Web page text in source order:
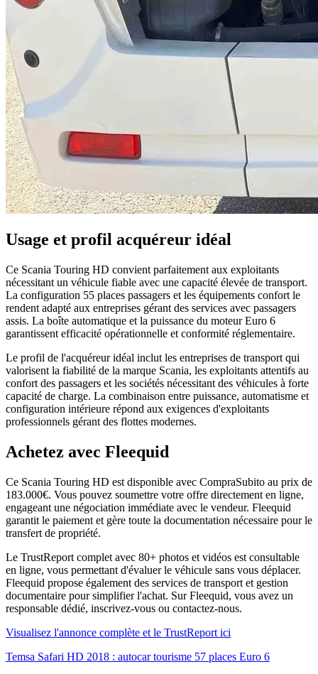
Usage et profil acquéreur idéal
Ce Scania Touring HD convient parfaitement aux exploitants
nécessitant un véhicule fiable avec une capacité élevée de transport.
La configuration 55 places passagers et les équipements confort le
rendent adapté aux entreprises gérant des services avec passagers
assis. La boîte automatique et la puissance du moteur Euro 6
garantissent efficacité opérationnelle et conformité réglementaire.
Le profil de l'acquéreur idéal inclut les entreprises de transport qui
valorisent la fiabilité de la marque Scania, les exploitants attentifs au
confort des passagers et les sociétés nécessitant des véhicules à forte
capacité de charge. La combinaison entre puissance, automatisme et
configuration intérieure répond aux exigences d'exploitants
professionnels gérant des flottes modernes.
Achetez avec Fleequid
Ce Scania Touring HD est disponible avec CompraSubito au prix de
183.000€. Vous pouvez soumettre votre offre directement en ligne,
engageant une négociation immédiate avec le vendeur. Fleequid
garantit le paiement et gère toute la documentation nécessaire pour le
transfert de propriété.
Le TrustReport complet avec 80+ photos et vidéos est consultable
en ligne, vous permettant d'évaluer le véhicule sans vous déplacer.
Fleequid propose également des services de transport et gestion
documentaire pour simplifier l'achat. Sur Fleequid, vous avez un
responsable dédié, inscrivez-vous ou contactez-nous.
Visualisez l'annonce complète et le TrustReport ici
Temsa Safari HD 2018 : autocar tourisme 57 places Euro 6